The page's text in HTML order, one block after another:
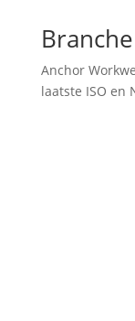
Anchor
laatste ISO en